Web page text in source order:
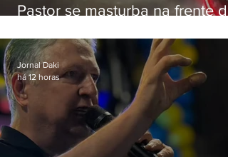
Pastor se masturba na frente de
Jornal Daki
há 12 horas